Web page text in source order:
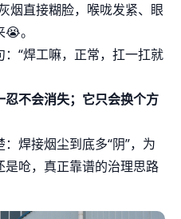
直接糊脸，喉咙发紧、眼
。
“焊工嘛，正常，扛一扛就
忍不会消失；它只会换个方
焊接烟尘到底多“阴”，为
呛，真正靠谱的治理思路